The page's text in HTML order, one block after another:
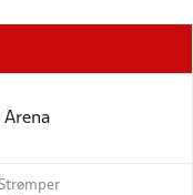
Arena